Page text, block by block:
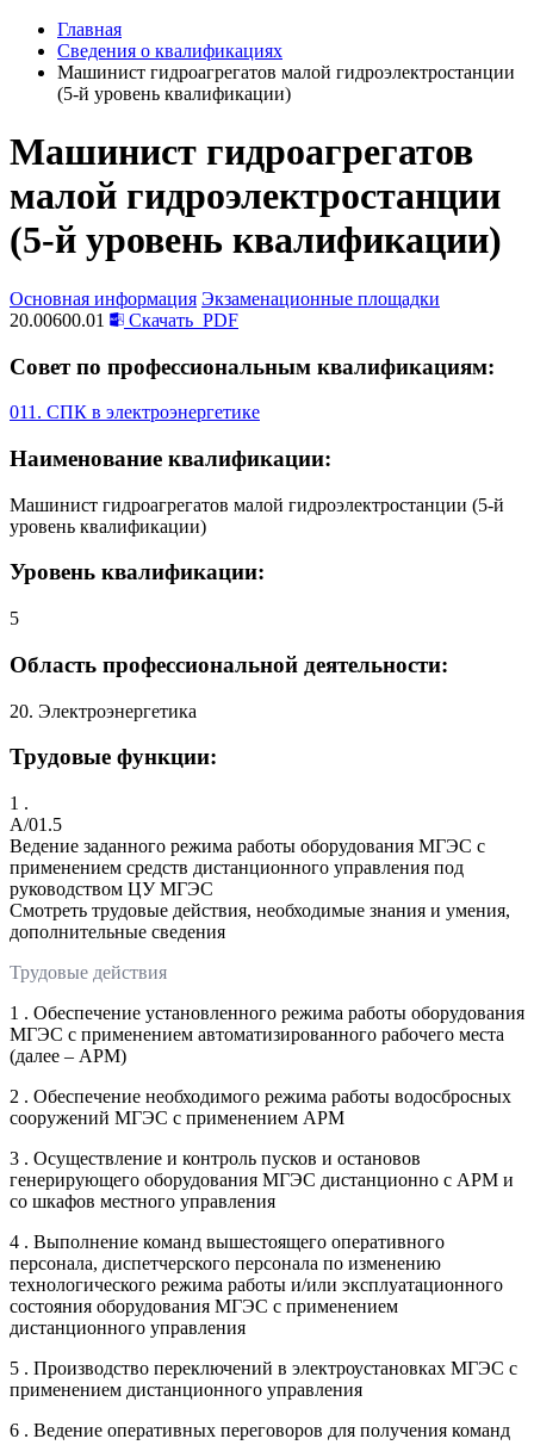
Главная
Сведения о квалификациях
Машинист гидроагрегатов малой гидроэлектростанции
(5-й уровень квалификации)
Машинист гидроагрегатов
малой гидроэлектростанции
(5-й уровень квалификации)
Основная информация Экзаменационные площадки
20.00600.01
Скачать PDF
Совет по профессиональным квалификациям:
011. СПК в электроэнергетике
Наименование квалификации:
Машинист гидроагрегатов малой гидроэлектростанции (5-й
уровень квалификации)
Уровень квалификации:
5
Область профессиональной деятельности:
20. Электроэнергетика
Трудовые функции:
1 .
A/01.5
Ведение заданного режима работы оборудования МГЭС с
применением средств дистанционного управления под
руководством ЦУ МГЭС
Смотреть трудовые действия, необходимые знания и умения,
дополнительные сведения
Трудовые действия
1 . Обеспечение установленного режима работы оборудования
МГЭС с применением автоматизированного рабочего места
(далее – АРМ)
2 . Обеспечение необходимого режима работы водосбросных
сооружений МГЭС с применением АРМ
3 . Осуществление и контроль пусков и остановов
генерирующего оборудования МГЭС дистанционно с АРМ и
со шкафов местного управления
4 . Выполнение команд вышестоящего оперативного
персонала, диспетчерского персонала по изменению
технологического режима работы и/или эксплуатационного
состояния оборудования МГЭС с применением
дистанционного управления
5 . Производство переключений в электроустановках МГЭС с
применением дистанционного управления
6 . Ведение оперативных переговоров для получения команд